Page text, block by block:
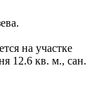
на участке
12.6 кв. м., сан.